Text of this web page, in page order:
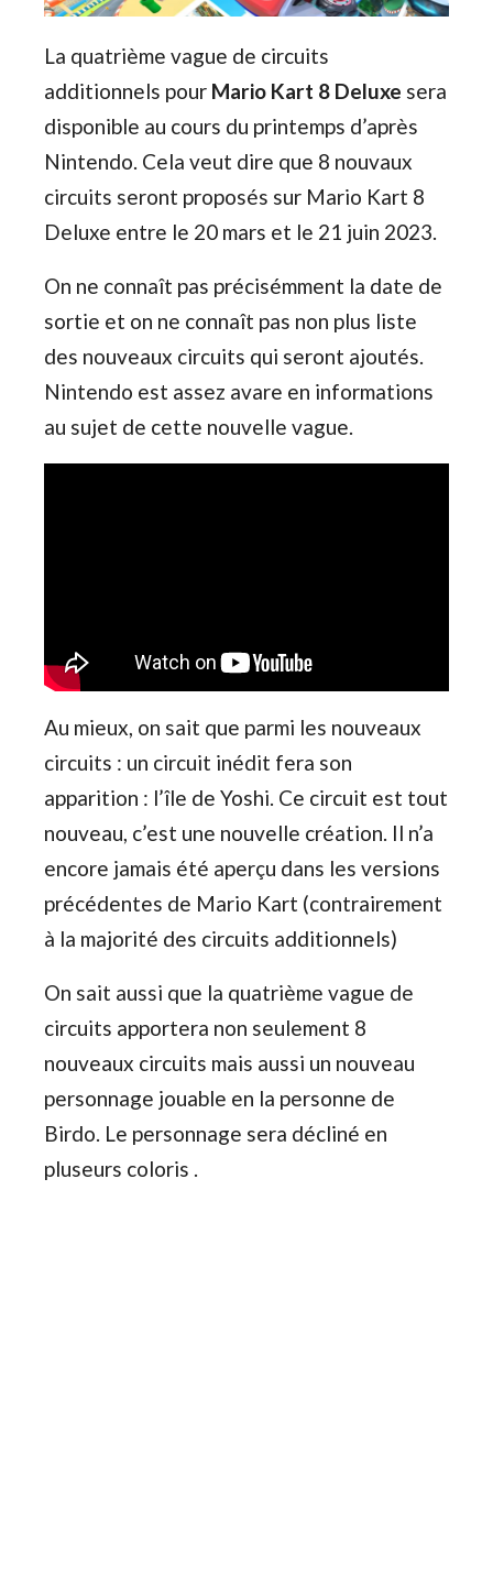
La quatrième vague de circuits
additionnels pour Mario Kart 8 Deluxe sera
disponible au cours du printemps d’après
Nintendo. Cela veut dire que 8 nouvaux
circuits seront proposés sur Mario Kart 8
Deluxe entre le 20 mars et le 21 juin 2023.
On ne connaît pas précisémment la date de
sortie et on ne connaît pas non plus liste
des nouveaux circuits qui seront ajoutés.
Nintendo est assez avare en informations
au sujet de cette nouvelle vague.
Au mieux, on sait que parmi les nouveaux
circuits : un circuit inédit fera son
apparition : l’île de Yoshi. Ce circuit est tout
nouveau, c’est une nouvelle création. Il n’a
encore jamais été aperçu dans les versions
précédentes de Mario Kart (contrairement
à la majorité des circuits additionnels)
On sait aussi que la quatrième vague de
circuits apportera non seulement 8
nouveaux circuits mais aussi un nouveau
personnage jouable en la personne de
Birdo. Le personnage sera décliné en
pluseurs coloris .